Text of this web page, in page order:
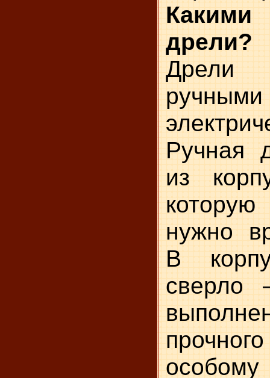
дрели?
Ручная
из
нужно
В
сверло